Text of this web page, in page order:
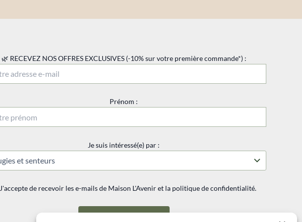
🌿 RECEVEZ NOS OFFRES EXCLUSIVES (-10% sur votre première commande*) :
Prénom :
Je suis intéressé(e) par :
J'accepte de recevoir les e-mails de Maison L'Avenir et la politique de confidentialité.